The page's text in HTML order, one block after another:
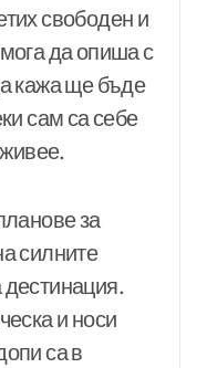
свободен и
да опиша с
кажа ще бъде
сам са себе
за
силните
и носи
са в